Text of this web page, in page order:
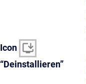
Icon
“Deinstallieren”